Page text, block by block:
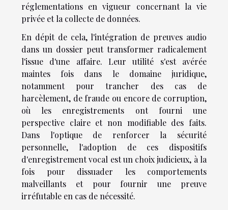
réglementations en vigueur concernant la vie
privée et la collecte de données.
En dépit de cela, l'intégration de preuves audio
dans un dossier peut transformer radicalement
l'issue d'une affaire. Leur utilité s'est avérée
maintes fois dans le domaine juridique,
notamment pour trancher des cas de
harcèlement, de fraude ou encore de corruption,
où les enregistrements ont fourni une
perspective claire et non modifiable des faits.
Dans l'optique de renforcer la sécurité
personnelle, l'adoption de ces dispositifs
d'enregistrement vocal est un choix judicieux, à la
fois pour dissuader les comportements
malveillants et pour fournir une preuve
irréfutable en cas de nécessité.